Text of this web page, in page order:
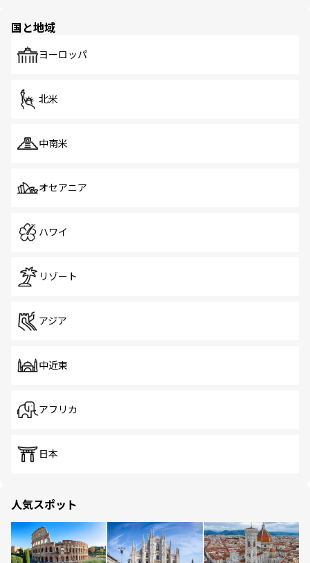
で、ホーカーズは地元の風情を楽しめる外せないスポット
国と地域
ヨーロッパ
北米
中南米
オセアニア
ハワイ
リゾート
アジア
中近東
アフリカ
日本
人気スポット